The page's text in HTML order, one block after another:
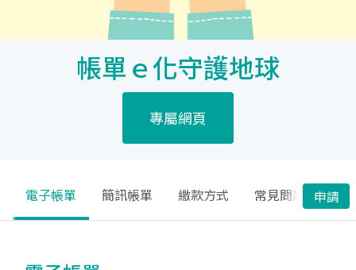
帳單ｅ化守護地球
專屬網頁
電子帳單 簡訊帳單 繳款方式 常見問題 申請